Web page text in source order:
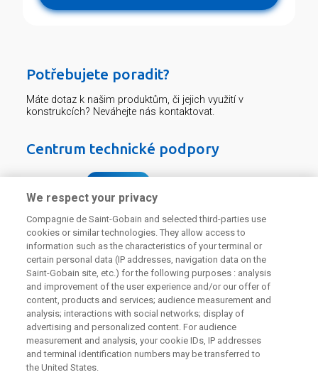
Potřebujete poradit?
Máte dotaz k našim produktům, či jejich využití v
konstrukcích? Neváhejte nás kontaktovat.
Centrum technické podpory
Odebírejte náš newsletter
Užitečné odkazy
Právní Podmínky
We respect your privacy
Compagnie de Saint-Gobain and selected third-parties use
cookies or similar technologies. They allow access to
information such as the characteristics of your terminal or
certain personal data (IP addresses, navigation data on the
Saint-Gobain site, etc.) for the following purposes : analysis
and improvement of the user experience and/or our offer of
content, products and services; audience measurement and
analysis; interactions with social networks; display of
advertising and personalized content. For audience
measurement and analysis, your cookie IDs, IP addresses
and terminal identification numbers may be transferred to
the United States.